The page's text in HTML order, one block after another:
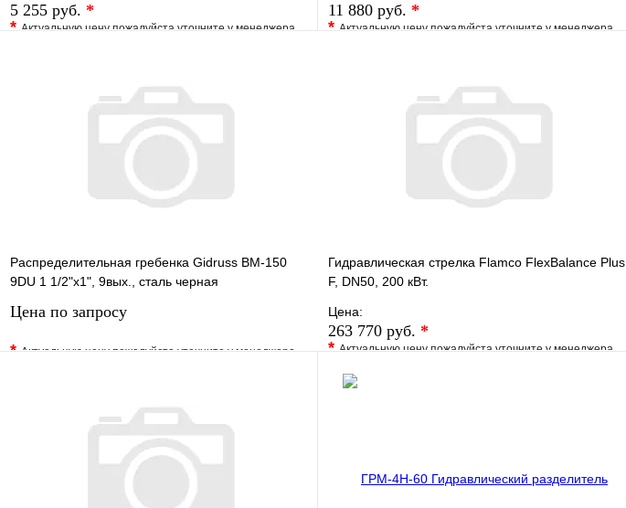
5 255 руб. *
*Актуальную цену пожалуйста уточните у менеджера
В корзину
11 880 руб. *
*Актуальную цену пожалуйста уточните у менеджера
В корзину
Распределительная гребенка Gidruss BM-150
9DU 1 1/2"х1", 9вых., сталь черная
Цена по запросу
*Актуальную цену пожалуйста уточните у менеджера
Запросить цену
Гидравлическая стрелка Flamco FlexBalance Plus
F, DN50, 200 кВт.
Цена:
263 770 руб. *
*Актуальную цену пожалуйста уточните у менеджера
В избранное